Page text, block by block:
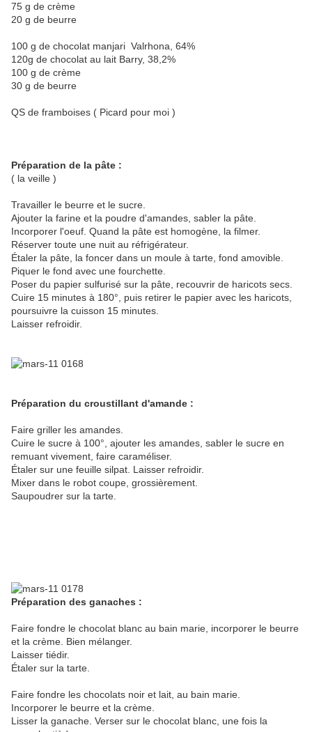
75 g de crème
20 g de beurre
100 g de chocolat manjari Valrhona, 64%
120g de chocolat au lait Barry, 38,2%
100 g de crème
30 g de beurre
QS de framboises ( Picard pour moi )
Préparation de la pâte :
( la veille )
Travailler le beurre et le sucre.
Ajouter la farine et la poudre d'amandes, sabler la pâte.
Incorporer l'oeuf. Quand la pâte est homogène, la filmer.
Réserver toute une nuit au réfrigérateur.
Étaler la pâte, la foncer dans un moule à tarte, fond amovible.
Piquer le fond avec une fourchette.
Poser du papier sulfurisé sur la pâte, recouvrir de haricots secs.
Cuire 15 minutes à 180°, puis retirer le papier avec les haricots,
poursuivre la cuisson 15 minutes.
Laisser refroidir.
Préparation du croustillant d'amande :
Faire griller les amandes.
Cuire le sucre à 100°, ajouter les amandes, sabler le sucre en
remuant vivement, faire caraméliser.
Étaler sur une feuille silpat. Laisser refroidir.
Mixer dans le robot coupe, grossièrement.
Saupoudrer sur la tarte.
Préparation des ganaches :
Faire fondre le chocolat blanc au bain marie, incorporer le beurre
et la crème. Bien mélanger.
Laisser tiédir.
Étaler sur la tarte.
Faire fondre les chocolats noir et lait, au bain marie.
Incorporer le beurre et la crème.
Lisser la ganache. Verser sur le chocolat blanc, une fois la